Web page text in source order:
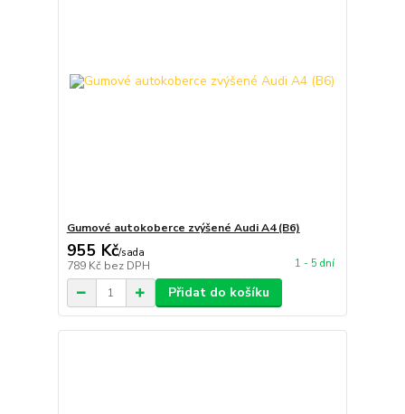
Gumové autokoberce zvýšené Audi A4 (B6)
955 Kč/sada
789 Kč bez DPH 1 - 5 dní
Přidat do košíku